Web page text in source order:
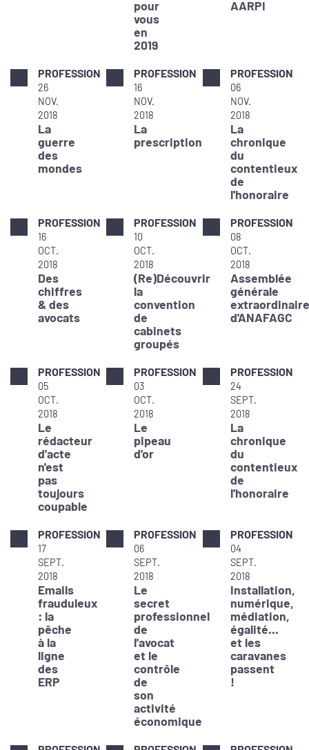
pour
vous
en
2019
AARPI
PROFESSION
26
NOV.
2018
La
guerre
des
mondes
PROFESSION
16
NOV.
2018
La
prescription
PROFESSION
06
NOV.
2018
La
chronique
du
contentieux
de
l'honoraire
PROFESSION
16
OCT.
2018
Des
chiffres
& des
avocats
PROFESSION
10
OCT.
2018
(Re)Découvrir
la
convention
de
cabinets
groupés
PROFESSION
08
OCT.
2018
Assemblée
générale
extraordinaire
d'ANAFAGC
PROFESSION
05
OCT.
2018
Le
rédacteur
d'acte
n'est
pas
toujours
coupable
PROFESSION
03
OCT.
2018
Le
pipeau
d'or
PROFESSION
24
SEPT.
2018
La
chronique
du
contentieux
de
l'honoraire
PROFESSION
17
SEPT.
2018
Emails
frauduleux
: la
pêche
à la
ligne
des
ERP
PROFESSION
06
SEPT.
2018
Le
secret
professionnel
de
l'avocat
et le
contrôle
de
son
activité
économique
PROFESSION
04
SEPT.
2018
Installation,
numérique,
médiation,
égalité...
et les
caravanes
passent
!